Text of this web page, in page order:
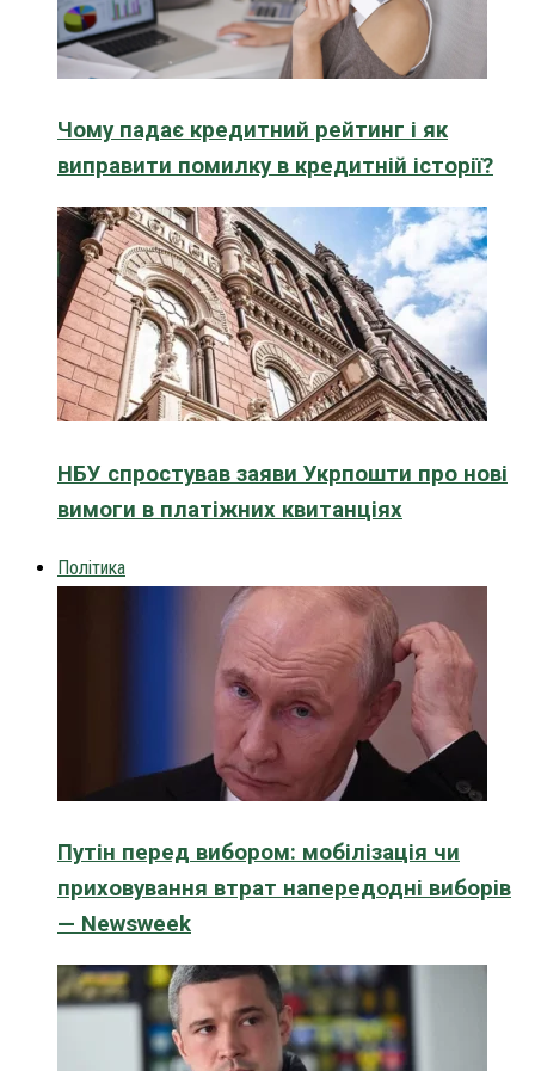
Чому падає кредитний рейтинг і як
виправити помилку в кредитній історії?
НБУ спростував заяви Укрпошти про нові
вимоги в платіжних квитанціях
Політика
Путін перед вибором: мобілізація чи
приховування втрат напередодні виборів
— Newsweek